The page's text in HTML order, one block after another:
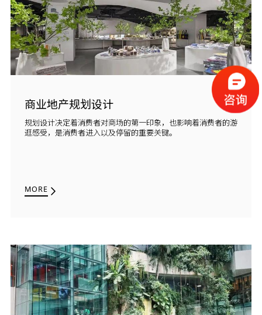
商业地产规划设计
规划设计决定着消费者对商场的第一印象，也影响着消费者的游
逛感受，是消费者进入以及停留的重要关键。
MORE